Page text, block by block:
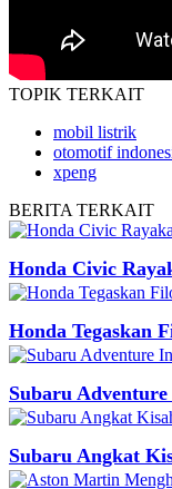
TOPIK TERKAIT
mobil listrik
otomotif
xpeng
BERITA TERKAIT
Honda Civic
Honda Tegaskan
Subaru
Subaru Angkat